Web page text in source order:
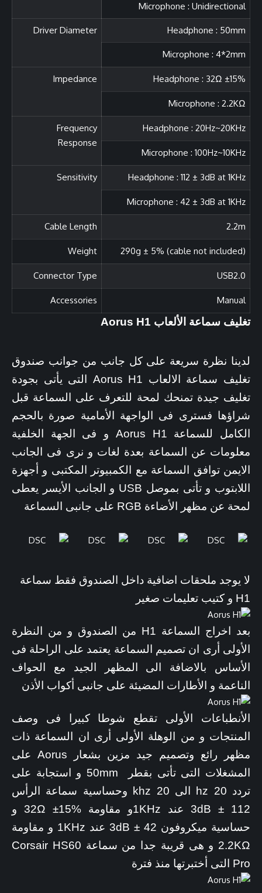
Microphone : Unidirectional
Driver Diameter Headphone : 50mm
Microphone : 4*2mm
Impedance Headphone : 32Ω ±15%
Microphone : 2.2KΩ
Frequency
Response
Headphone : 20Hz~20KHz
Microphone : 100Hz~10KHz
Sensitivity Headphone : 112 ± 3dB at 1KHz
Microphone : 42 ± 3dB at 1KHz
Cable Length 2‎.2m
Weight 2‎90g ± 5% (cable not included)
Connector Type USB2.0
Accessories Manual
تغليف سماعة الألعاب Aorus H1
لدينا نظرة سريعة على كل جانب من جوانب صندوق
تغليف سماعة الالعاب Aorus H1 التى يأتى بجودة
تغليف جيدة تمنحك لمحة للتعرف على السماعة قبل
شراؤها فسترى فى الواجهة الأمامية صورة بالحجم
الكامل للسماعة Aorus H1 و فى الجهة الخلفية
معلومات عن السماعة بعدة لغات و نرى فى الجانب
الايمن توافق السماعة مع الكمبيوتر المكتبى و أجهزة
اللابتوب و تأتى بموصل USB و الجانب الأيسر يعطى
لمحة عن مظهر الأضاءة RGB على جانبى السماعة
لا يوجد ملحقات اضافية داخل الصندوق فقط سماعة
H1 و كتيب تعليمات صغير
بعد اخراج السماعة H1 من الصندوق و من النظرة
الأولى أرى ان تصميم السماعة يعتمد على الراحلة فى
الأساس بالاضافة الى المظهر الجيد مع الحواف
الناعمة و الأطارات المضيئة على جانبى أكواب الأذن
الأنطباعات الأولى تقطع شوطا كبيرا فى وصف
المنتجات و من الوهلة الأولى أرى ان السماعة ذات
مظهر رائع وتصميم جيد مزين بشعار Aorus على
المشغلات التى تأتى بقطر 50mm و استجابة على
تردد 20 hz الى 20 khz وحساسية سماعة الرأس
112 ± 3dB عند 1KHzو مقاومة 32Ω ±15% و
حساسية ميكروفون 42 ± 3dB عند 1KHz و مقاومة
2.2KΩ و هى قريبة جدا من سماعة Corsair HS60
Pro التى أختبرتها منذ فترة